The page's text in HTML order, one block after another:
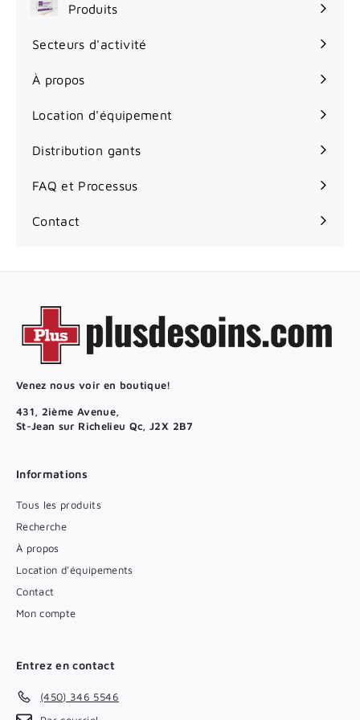
e
.
5
Produits
Ouvrir
Secteurs d'activité
Ouvrir
le
menu
À propos
Location d'équipement
Distribution gants
FAQ et Processus
Contact
Venez nous voir en boutique!
431, 2ième Avenue,
St-Jean sur Richelieu Qc, J2X 2B7
Informations
Tous les produits
Recherche
À propos
Location d'équipements
Contact
Mon compte
Entrez en contact
(450) 346 5546